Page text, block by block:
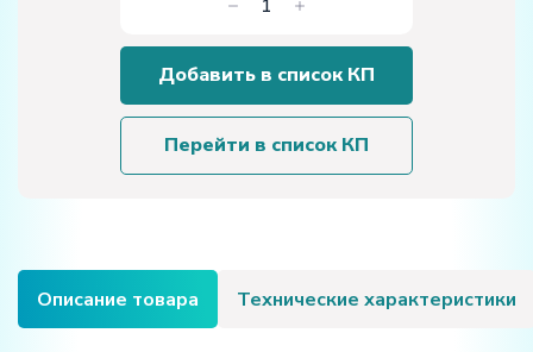
Количество
товара
Учебный
макет
«Устройство
и
принципработы
Добавить в список КП
Перейти в список КП
Описание товара Технические характеристики